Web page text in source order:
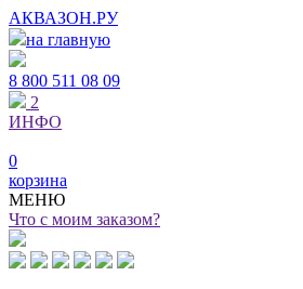
АКВАЗОН.РУ
на главную
8 800 511 08 09
2
ИНФО
0
корзина
МЕНЮ
Что с моим заказом?